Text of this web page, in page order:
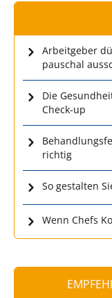
Arbeitgeber
pauschal
Die
Check-up
richtig
So gestalten
Wenn Chefs